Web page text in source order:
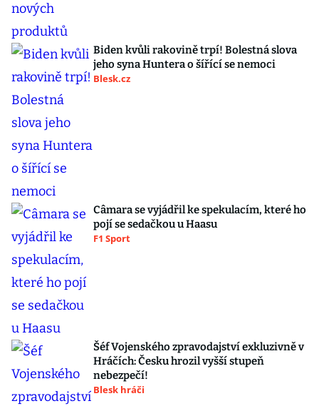
Biden kvůli rakovině trpí! Bolestná slova
jeho syna Huntera o šířící se nemoci
Blesk.cz
Câmara se vyjádřil ke spekulacím, které ho
pojí se sedačkou u Haasu
F1 Sport
Šéf Vojenského zpravodajství exkluzivně v
Hráčích: Česku hrozil vyšší stupeň
nebezpečí!
Blesk hráči